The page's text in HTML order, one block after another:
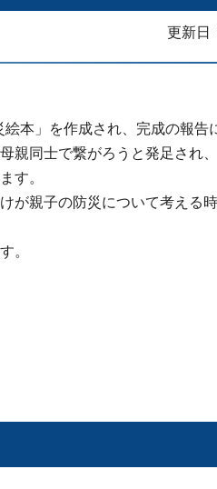
更新日
」を作成され、完成の報告
親同士で繋がろうと発足され
す。
が親子の防災について考える
。